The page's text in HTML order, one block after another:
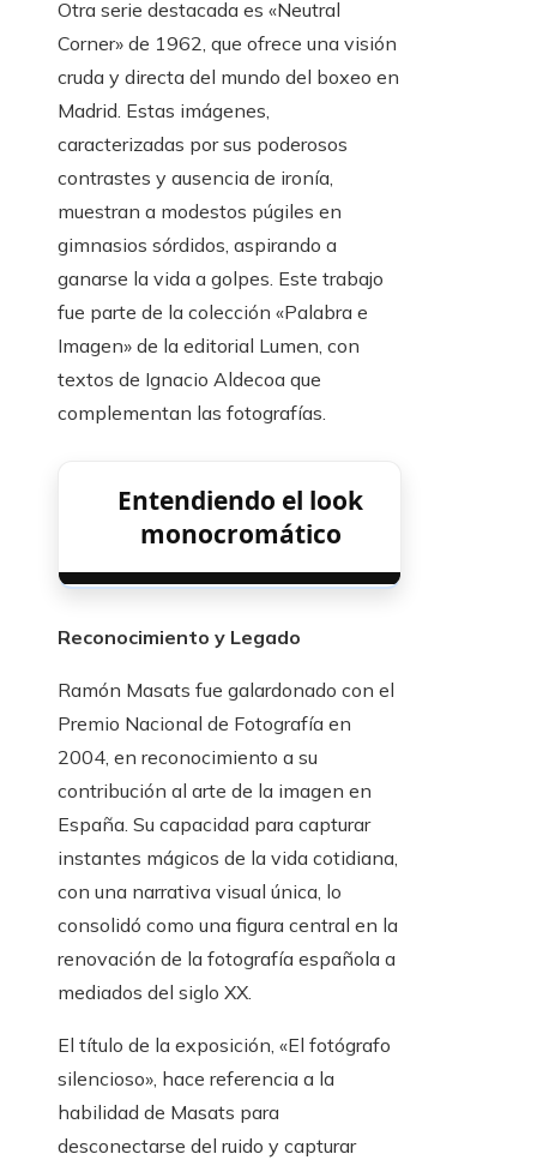
Otra serie destacada es «Neutral
Corner» de 1962, que ofrece una visión
cruda y directa del mundo del boxeo en
Madrid. Estas imágenes,
caracterizadas por sus poderosos
contrastes y ausencia de ironía,
muestran a modestos púgiles en
gimnasios sórdidos, aspirando a
ganarse la vida a golpes. Este trabajo
fue parte de la colección «Palabra e
Imagen» de la editorial Lumen, con
textos de Ignacio Aldecoa que
complementan las fotografías.
Entendiendo el look
monocromático
Reconocimiento y Legado
Ramón Masats fue galardonado con el
Premio Nacional de Fotografía en
2004, en reconocimiento a su
contribución al arte de la imagen en
España. Su capacidad para capturar
instantes mágicos de la vida cotidiana,
con una narrativa visual única, lo
consolidó como una figura central en la
renovación de la fotografía española a
mediados del siglo XX.
El título de la exposición, «El fotógrafo
silencioso», hace referencia a la
habilidad de Masats para
desconectarse del ruido y capturar